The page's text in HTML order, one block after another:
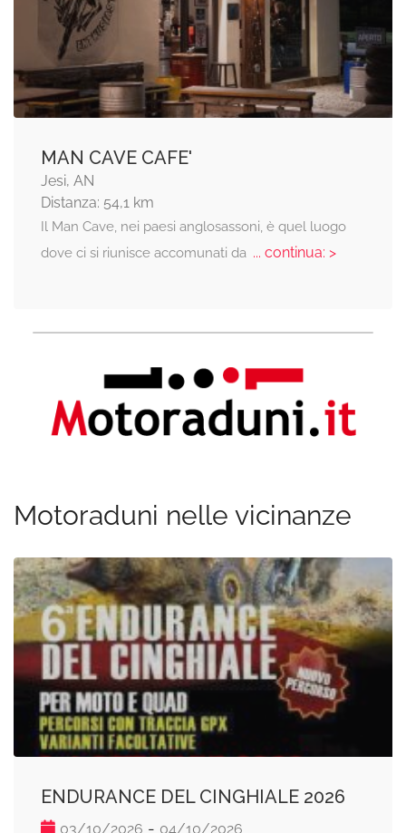
MAN CAVE CAFE'
Jesi, AN
Distanza: 54,1 km
Il Man Cave, nei paesi anglosassoni, è quel luogo
dove ci si riunisce accomunati da... continua: >
Motoraduni nelle vicinanze
ENDURANCE DEL CINGHIALE 2026
03/10/2026 - 04/10/2026